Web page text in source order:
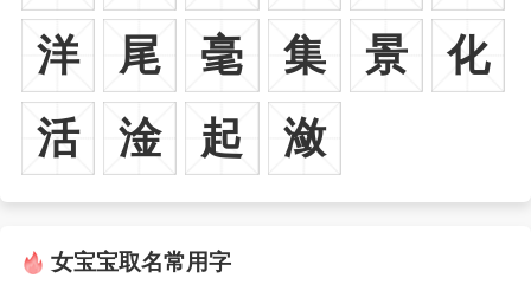
洋
尾 毫 集 景
化
活
淦 起 潋
女宝宝取名常用字